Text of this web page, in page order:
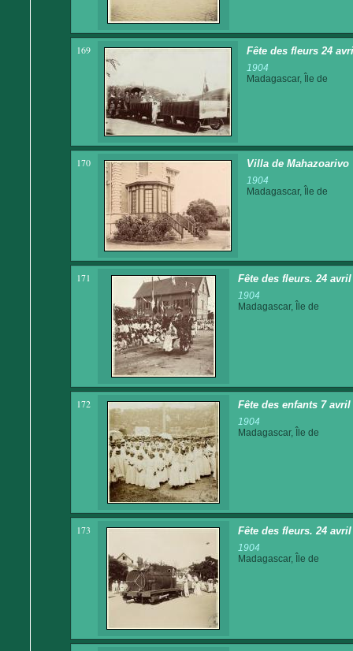
169 Fête des fleurs 24
1904
Madagascar, Île de
170 Villa de Mahazoarivo
1904
Madagascar, Île de
171 Fête des fleurs. 24 avril
1904
Madagascar, Île de
172 Fête des enfants 7
1904
Madagascar, Île de
173 Fête des fleurs. 24 avril
1904
Madagascar, Île de